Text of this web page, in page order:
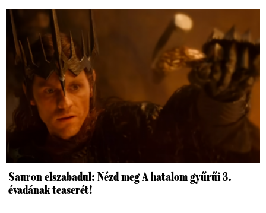
Sauron elszabadul: Nézd meg A hatalom gyűrűi 3.
évadának teaserét!